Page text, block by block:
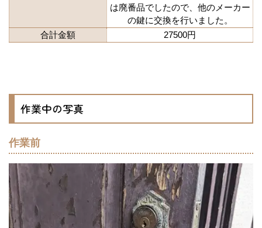
は廃番品でしたので、他のメーカー
の鍵に交換を行いました。
合計金額
27500円
作業中の写真
作業前